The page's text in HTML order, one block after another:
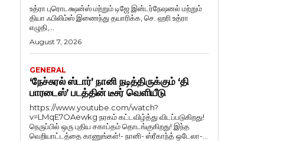
உத்ரா புரொடக்ஷன்ஸ் மற்றும் டிஜே இன்டர்நேஷனல் மற்றும்
தியா ஃபிலிம்ஸ் இணைந்து தயாரிக்க, செ. ஹரி உத்ரா
எழுதி,...
August 7, 2026
GENERAL
‘நேச்சுரல் ஸ்டார்’ நானி நடித்திருக்கும் ‘தி
பாரடைஸ்’ படத்தின் டீசர் வெளியீடு
https://www.youtube.com/watch?
v=LMqE7OAewkg நரகம் கட்டவிழ்த்து விடப்படுகிறது!
நெருப்பில் ஒரு புதிய சகாப்தம் தொடங்குகிறது! இந்த
வெறியாட்டத்தை காணுங்கள்!- நானி- ஸ்ரீகாந்த் ஒடேலா-...